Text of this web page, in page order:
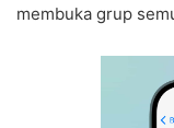
membuka grup